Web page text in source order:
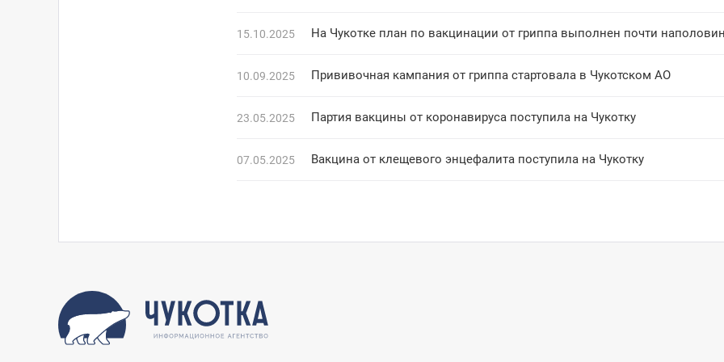
15.10.2025 На Чукотке план по вакцинации от гриппа выполнен почти
10.09.2025 Прививочная кампания от гриппа стартовала в Чукотском АО
23.05.2025 Партия вакцины от коронавируса поступила на Чукотку
07.05.2025 Вакцина от клещевого энцефалита поступила на Чукотку